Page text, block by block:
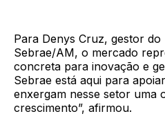
Para Denys Cruz, gestor do
Sebrae/AM, o mercado
concreta para inovação e
Sebrae está aqui para
enxergam nesse setor uma
crescimento”, afirmou.